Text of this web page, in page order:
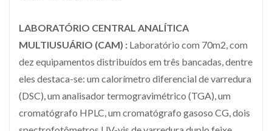
LABORATÓRIO CENTRAL ANALÍTICA
MULTIUSUÁRIO (CAM) : Laboratório com 70m2, com
dez equipamentos distribuídos em três bancadas, dentre
eles destaca-se: um calorímetro diferencial de varredura
(DSC), um analisador termogravimétrico (TGA), um
cromatógrafo HPLC, um cromatógrafo gasoso CG, dois